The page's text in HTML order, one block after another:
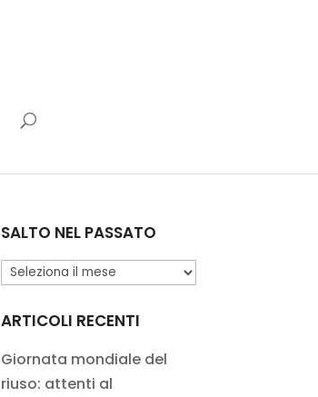
SALTO NEL PASSATO
Salto
passato
ARTICOLI RECENTI
Giornata mondiale del
riuso: attenti al